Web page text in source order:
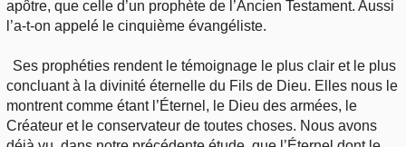
apôtre, que celle d’un prophète de l’Ancien Testament. Aussi
l’a-t-on appelé le cinquième évangéliste.
Ses prophéties rendent le témoignage le plus clair et le plus
concluant à la divinité éternelle du Fils de Dieu. Elles nous le
montrent comme étant l’Éternel, le Dieu des armées, le
Créateur et le conservateur de toutes choses. Nous avons